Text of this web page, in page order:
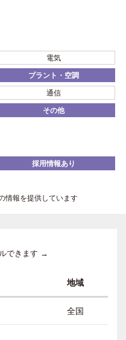
電気
プラント・空調
通信
その他
採用情報あり
情報を提供しています
できます →
地域
全国